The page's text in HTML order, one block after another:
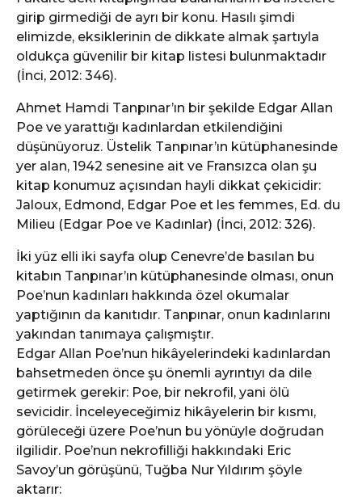
girip girmediği de ayrı bir konu. Hasılı şimdi
elimizde, eksiklerinin de dikkate almak şartıyla
oldukça güvenilir bir kitap listesi bulunmaktadır
(İnci, 2012: 346).
Ahmet Hamdi Tanpınar’ın bir şekilde Edgar Allan
Poe ve yarattığı kadınlardan etkilendiğini
düşünüyoruz. Üstelik Tanpınar’ın kütüphanesinde
yer alan, 1942 senesine ait ve Fransızca olan şu
kitap konumuz açısından hayli dikkat çekicidir:
Jaloux, Edmond, Edgar Poe et les femmes, Ed. du
Milieu (Edgar Poe ve Kadınlar) (İnci, 2012: 326).
İki yüz elli iki sayfa olup Cenevre’de basılan bu
kitabın Tanpınar’ın kütüphanesinde olması, onun
Poe’nun kadınları hakkında özel okumalar
yaptığının da kanıtıdır. Tanpınar, onun kadınlarını
yakından tanımaya çalışmıştır.
Edgar Allan Poe’nun hikâyelerindeki kadınlardan
bahsetmeden önce şu önemli ayrıntıyı da dile
getirmek gerekir: Poe, bir nekrofil, yani ölü
sevicidir. İnceleyeceğimiz hikâyelerin bir kısmı,
görüleceği üzere Poe’nun bu yönüyle doğrudan
ilgilidir. Poe’nun nekrofilliği hakkındaki Eric
Savoy’un görüşünü, Tuğba Nur Yıldırım şöyle
aktarır: